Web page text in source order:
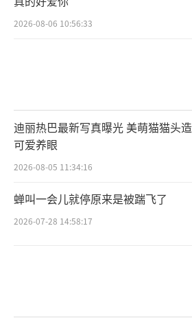
位，这再正常不过。能互相
特别真实。朋友不就是这样
上努力，偶尔回头看知道对
好。
新歌要来了，事业有新
阶段。这一切都在悄无声息
频道的名字——偷偷升级。
2026-08-06 10:56:33
迪丽热巴最新写真曝光 美萌猫猫头
可爱养眼
2026-08-05 11:34:16
蝉叫一会儿就停原来是被踹飞了
2026-07-28 14:58:17